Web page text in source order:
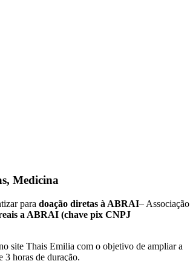
Medicina
para doação diretas à ABRAI– Associação
a ABRAI (chave pix CNPJ
site Thais Emilia com o objetivo de ampliar a
3 horas de duração.